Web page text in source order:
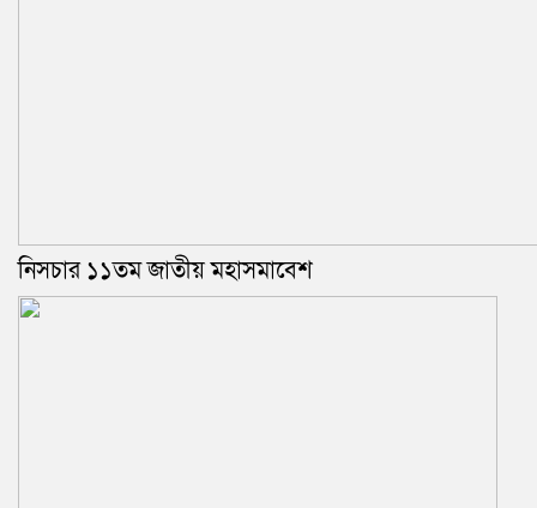
নিসচার ১১তম জাতীয় মহাসমাবেশ